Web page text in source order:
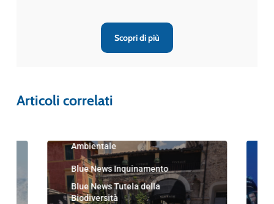
Scopri di più
Articoli correlati
Ambientale
Blue News Inquinamento
Blue News Tutela della
Biodiversità